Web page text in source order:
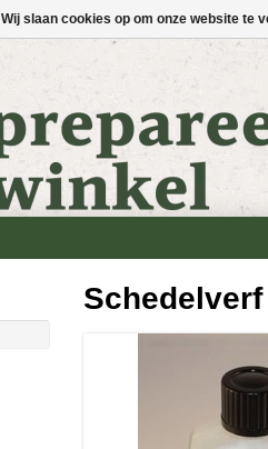
Schedelverf
Wij slaan cookies op om onze website te